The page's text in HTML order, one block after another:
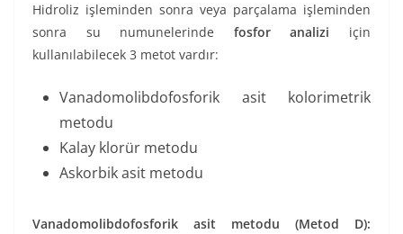
Hidroliz işleminden sonra veya parçalama işleminden
sonra su numunelerinde fosfor analizi için
kullanılabilecek 3 metot vardır:
Vanadomolibdofosforik asit kolorimetrik
metodu
Kalay klorür metodu
Askorbik asit metodu
Vanadomolibdofosforik asit metodu (Metod D):